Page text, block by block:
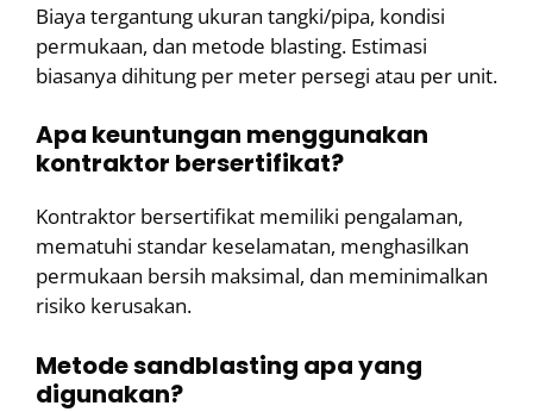
Biaya tergantung ukuran tangki/pipa, kondisi
permukaan, dan metode blasting. Estimasi
biasanya dihitung per meter persegi atau per unit.
Apa keuntungan menggunakan
kontraktor bersertifikat?
Kontraktor bersertifikat memiliki pengalaman,
mematuhi standar keselamatan, menghasilkan
permukaan bersih maksimal, dan meminimalkan
risiko kerusakan.
Metode sandblasting apa yang
digunakan?